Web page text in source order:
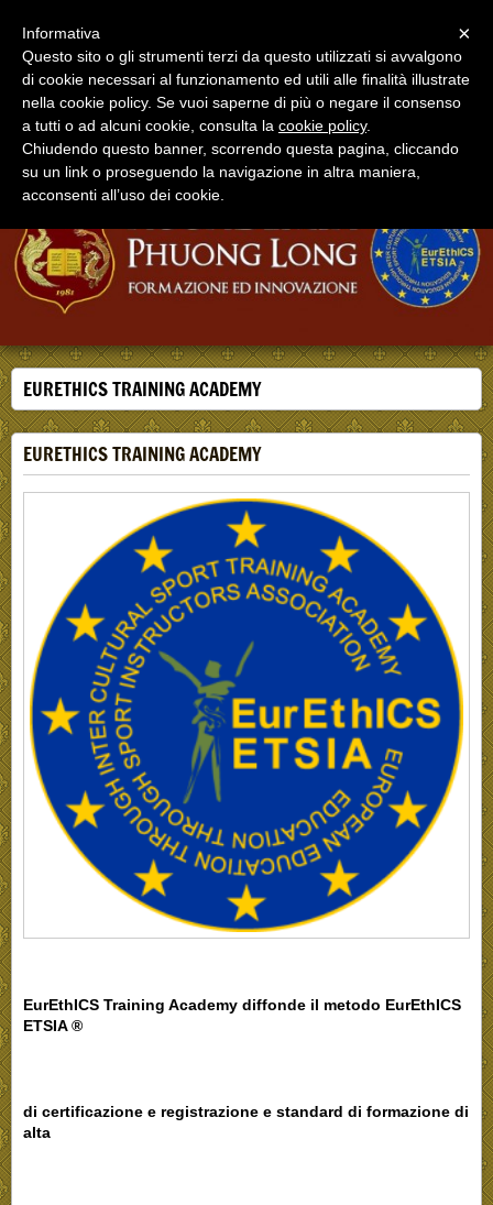
Phuong Long Italia
Ass. Culturale Phuong Long Italia - Accademia Phuong
Long
EURETHICS TRAINING ACADEMY
EURETHICS TRAINING ACADEMY
EurEthICS Training Academy diffonde il metodo EurEthICS
ETSIA ®
di certificazione e registrazione e standard di formazione di
alta
×
Informativa
Questo sito o gli strumenti terzi da questo utilizzati si avvalgono
di cookie necessari al funzionamento ed utili alle finalità illustrate
nella cookie policy. Se vuoi saperne di più o negare il consenso
a tutti o ad alcuni cookie, consulta la cookie policy.
Chiudendo questo banner, scorrendo questa pagina, cliccando
su un link o proseguendo la navigazione in altra maniera,
acconsenti all’uso dei cookie.